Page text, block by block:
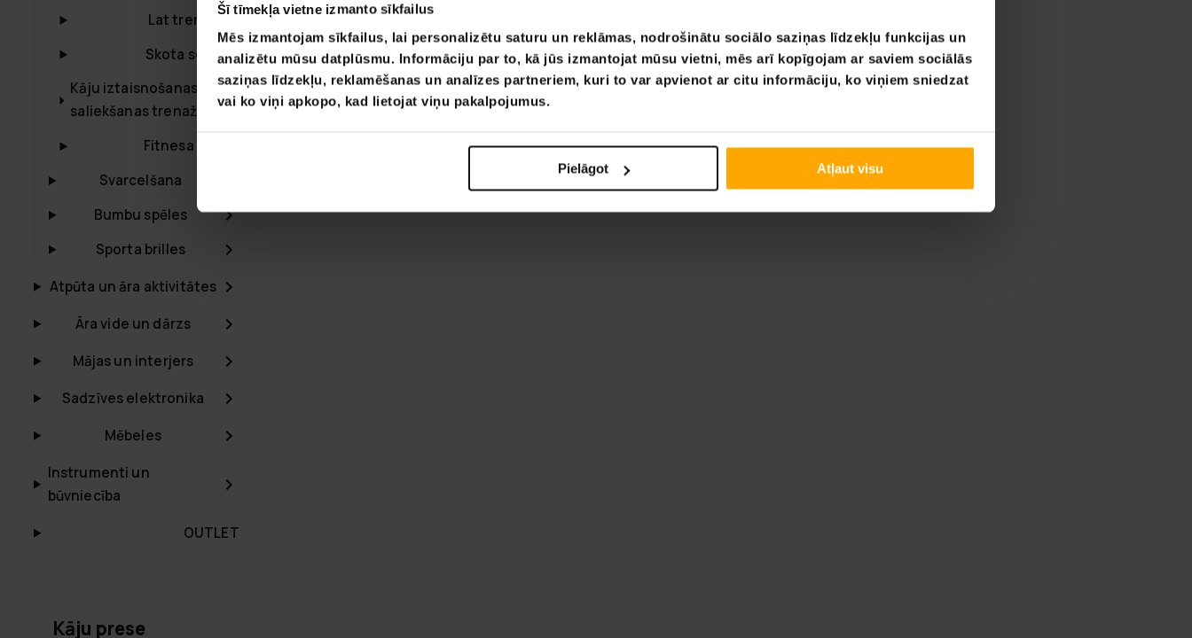
Šī tīmekļa vietne izmanto sīkfailus
Mēs izmantojam sīkfailus, lai personalizētu saturu un reklāmas, nodrošinātu sociālo saziņas līdzekļu funkcijas un
analizētu mūsu datplūsmu. Informāciju par to, kā jūs izmantojat mūsu vietni, mēs arī kopīgojam ar saviem sociālās
saziņas līdzekļu, reklamēšanas un analīzes partneriem, kuri to var apvienot ar citu informāciju, ko viņiem sniedzat
vai ko viņi apkopo, kad lietojat viņu pakalpojumus.
Pielāgot Atļaut visu
Lat trenažieri
Skota soliukai
Kāju iztaisnošanas un
saliekšanas trenažieri
Fitnesa Batuti
Svarcelšana
Bumbu spēles
Sporta brilles
Atpūta un āra aktivitātes
Āra vide un dārzs
Mājas un interjers
Sadzīves elektronika
Mēbeles
Instrumenti un
būvniecība
OUTLET
Kāju prese